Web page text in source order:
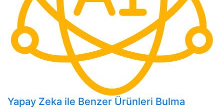
Yapay Zeka ile Benzer Ürünleri Bulma